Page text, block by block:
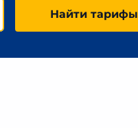
Найти тарифы